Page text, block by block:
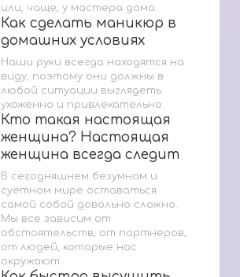
или, чаще, у мастера дома.
Как сделать маникюр в
домашних условиях
Как сделать маникюр в
домашних условиях
Наши руки всегда находятся на
виду, поэтому они должны в
любой ситуации выглядеть
ухоженно и привлекательно.
Кто такая настоящая
женщина? Настоящая
женщина всегда следит
за ...
Кто такая настоящая
женщина? Настоящая
женщина всегда следит
за ...
В сегодняшнем безумном и
суетном мире оставаться
самой собой довольно сложно.
Мы все зависим от
обстоятельств, от партнеров,
от людей, которые нас
окружают.